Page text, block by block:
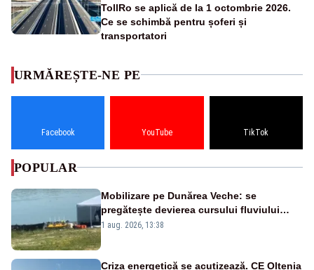
TollRo se aplică de la 1 octombrie 2026.
Ce se schimbă pentru șoferi și
transportatori
URMĂREȘTE-NE PE
Facebook YouTube TikTok
POPULAR
Mobilizare pe Dunărea Veche: se
pregătește devierea cursului fluviului
către Cernavodă – VIDEO
1 aug. 2026, 13:38
Criza energetică se acutizează. CE Oltenia